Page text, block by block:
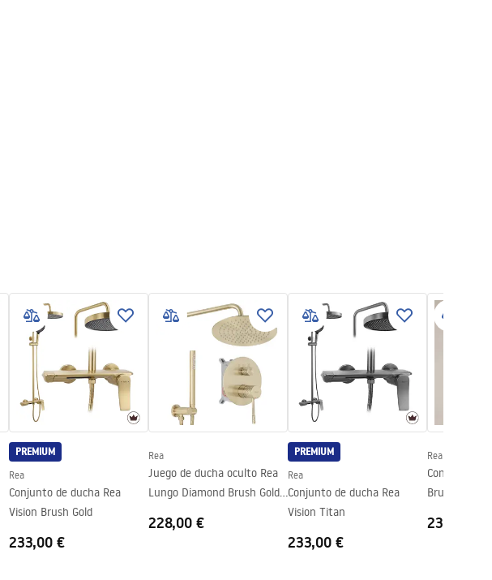
PREMIUM
Rea
Conjunto de ducha Rea
Vision Brush Gold
233,00 €
Rea
Juego de ducha oculto Rea
Lungo Diamond Brush Gold
228,00 €
PREMIUM
Rea
Conjunto de ducha Rea
Vision Titan
233,00 €
Rea
Conjunto de
Brush Gold
230,00 €